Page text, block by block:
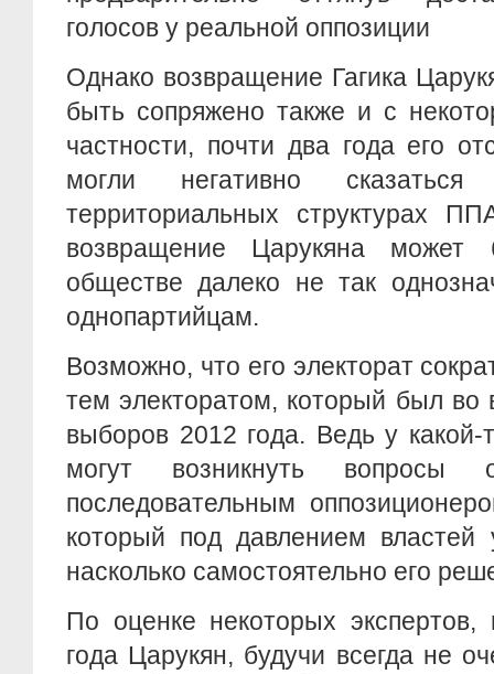
голосов у реальной оппозиции
Однако возвращение Гагика
быть сопряжено также и с
частности, почти два года его
могли негативно
территориальных структурах
возвращение Царукяна может
обществе далеко не так
однопартийцам.
Возможно, что его электорат
тем электоратом, который был во
выборов 2012 года. Ведь у какой-
могут возникнуть вопросы
последовательным
который под давлением
насколько самостоятельно его
По оценке некоторых
года Царукян, будучи всегда не